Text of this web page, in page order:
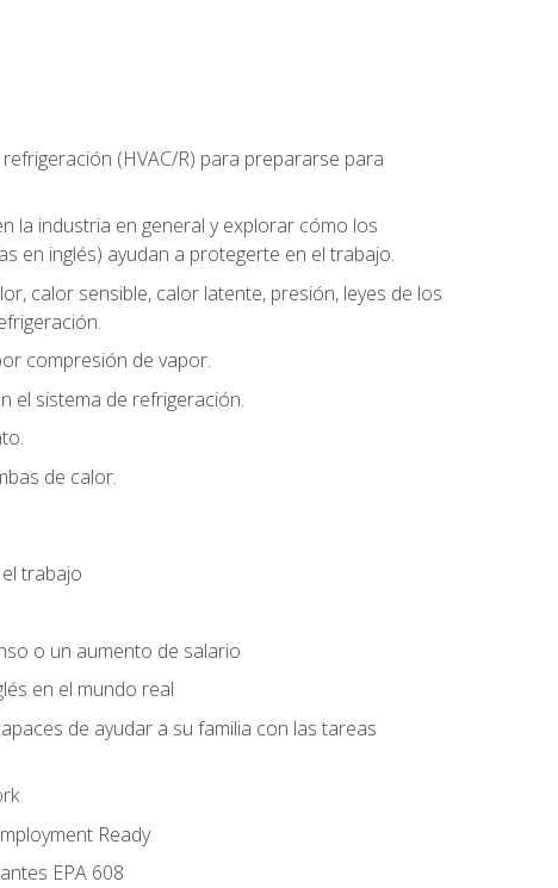
(HVAC/R) para prepararse para
la industria en general y explorar cómo los
en inglés) ayudan a protegerte en el trabajo.
calor sensible, calor latente, presión, leyes de los
compresión de vapor.
el sistema de refrigeración.
de calor.
trabajo
o un aumento de salario
en el mundo real
de ayudar a su familia con las tareas
Ready
EPA 608